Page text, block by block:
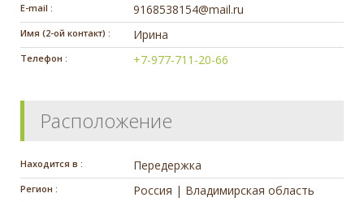
E-mail : 9168538154@mail.ru
Имя (2-ой контакт) : Ирина
Телефон : +7-977-711-20-66
Расположение
Находится в : Передержка
Регион : Россия | Владимирская область